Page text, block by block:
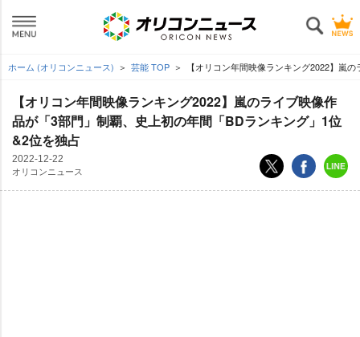
ホーム (オリコンニュース) 芸能 TOP 【オリコン年間映像ランキング2022】嵐
【オリコン年間映像ランキング2022】嵐のライブ映像作
品が「3部門」制覇、史上初の年間「BDランキング」1位
&2位を独占
2022-12-22
オリコンニュース